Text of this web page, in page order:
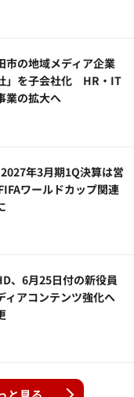
市の地域メディア企業
」を子会社化 HR・IT
業の拡大へ
年3月期1Q決算は営
ワールドカップ関連
、6月25日付の新役員
アコンテンツ強化へ